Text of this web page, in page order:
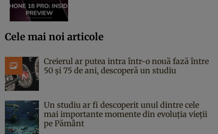
Cele mai noi articole
Creierul ar putea intra într-o nouă fază între
50 și 75 de ani, descoperă un studiu
Un studiu ar fi descoperit unul dintre cele
mai importante momente din evoluția vieții
pe Pământ